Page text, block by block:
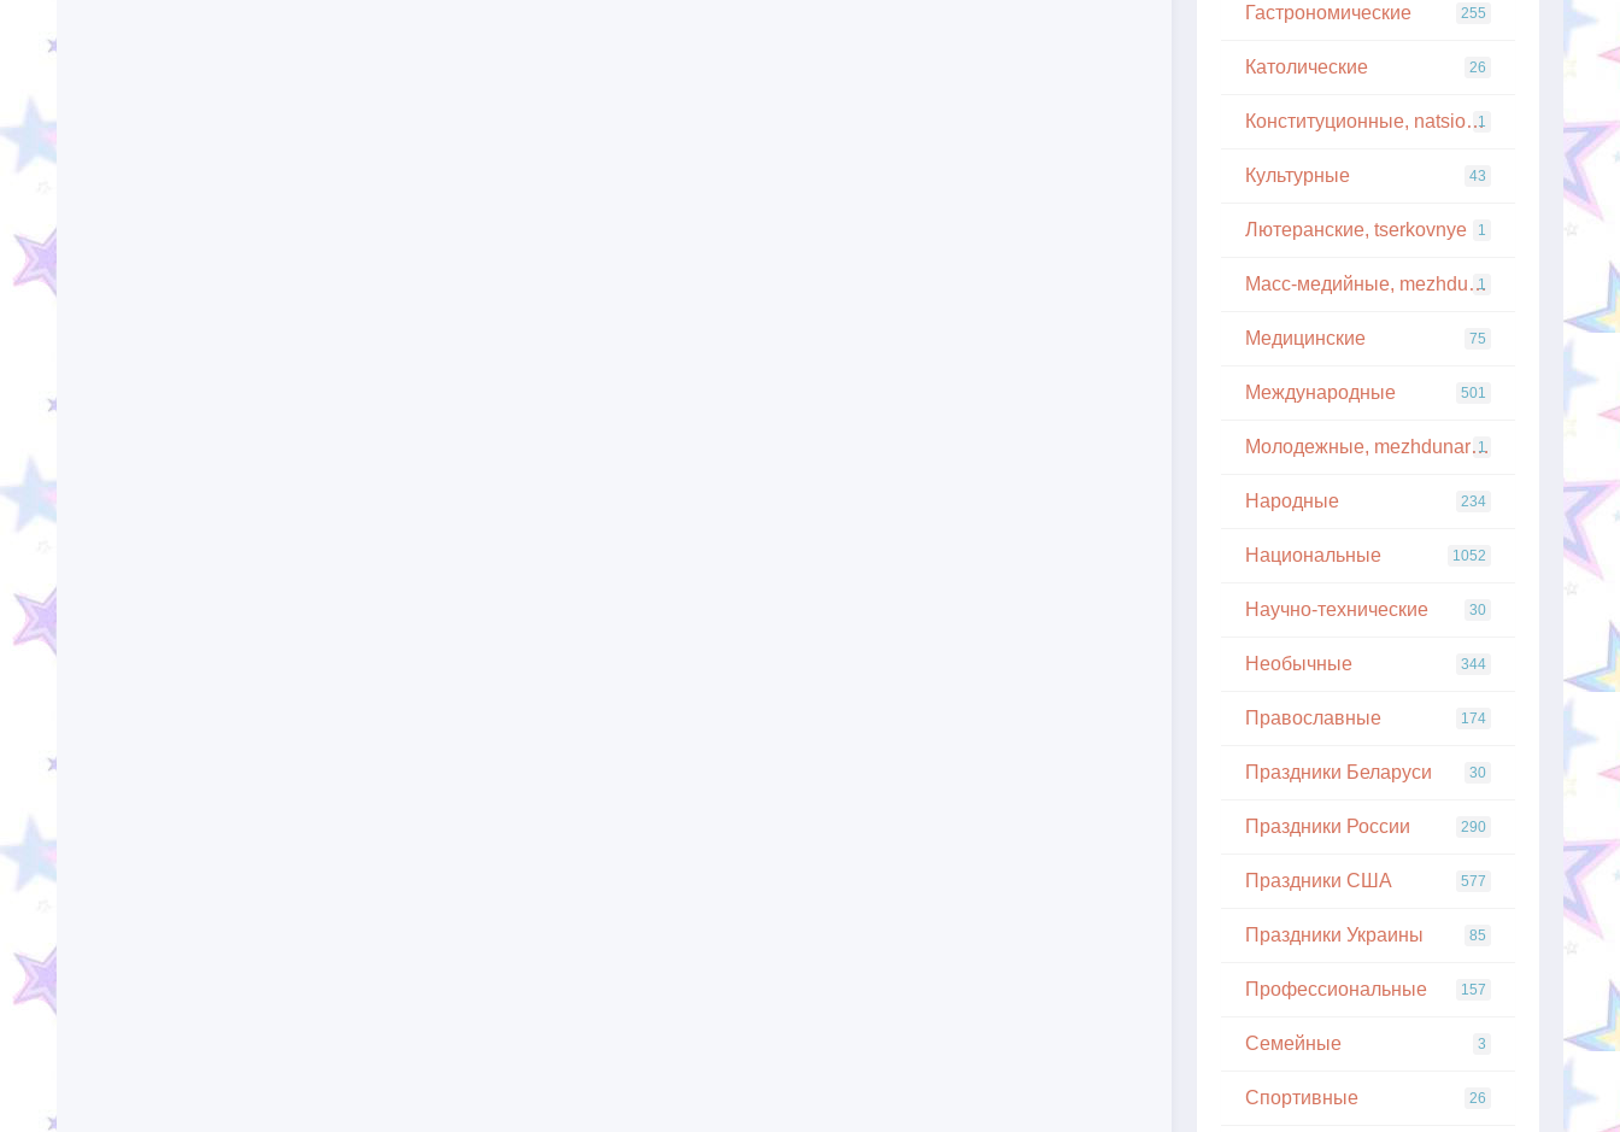
Гастрономические 255
Католические 26
Конституционные, natsionalnye
1
Культурные 43
Лютеранские, tserkovnye 1
Масс-медийные, mezhdunarodnye
1
Медицинские 75
Международные 501
Молодежные, mezhdunarodnye
1
Народные 234
Национальные 1052
Научно-технические 30
Необычные 344
Православные 174
Праздники Беларуси 30
Праздники России 290
Праздники США 577
Праздники Украины 85
Профессиональные 157
Семейные 3
Спортивные 26